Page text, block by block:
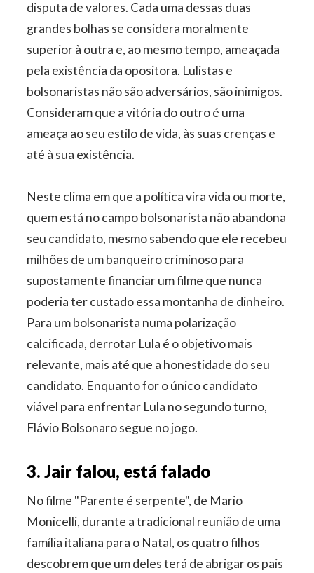
disputa de valores. Cada uma dessas duas
grandes bolhas se considera moralmente
superior à outra e, ao mesmo tempo, ameaçada
pela existência da opositora. Lulistas e
bolsonaristas não são adversários, são inimigos.
Consideram que a vitória do outro é uma
ameaça ao seu estilo de vida, às suas crenças e
até à sua existência.
Neste clima em que a política vira vida ou morte,
quem está no campo bolsonarista não abandona
seu candidato, mesmo sabendo que ele recebeu
milhões de um banqueiro criminoso para
supostamente financiar um filme que nunca
poderia ter custado essa montanha de dinheiro.
Para um bolsonarista numa polarização
calcificada, derrotar Lula é o objetivo mais
relevante, mais até que a honestidade do seu
candidato. Enquanto for o único candidato
viável para enfrentar Lula no segundo turno,
Flávio Bolsonaro segue no jogo.
3. Jair falou, está falado
No filme "Parente é serpente", de Mario
Monicelli, durante a tradicional reunião de uma
família italiana para o Natal, os quatro filhos
descobrem que um deles terá de abrigar os pais